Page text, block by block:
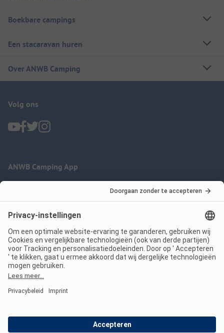
Boekbare campings
Een stacaravan huren
Over ANWB Camping
Volg ons
ANWB Camping App
Imprint
Jouw privacy
Voorwaarden
Wet digitale diensten